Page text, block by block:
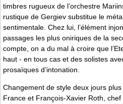
timbres rugueux de l’orchestre
rustique de Gergiev substitue le
sentimentale. Chez lui, l’élément
passages les plus oniriques de la
compte, on a du mal à croire que
haut - en tous cas et des solistes
prosaïques d’intonation.
Changement de style deux jours
France et François-Xavier Roth,